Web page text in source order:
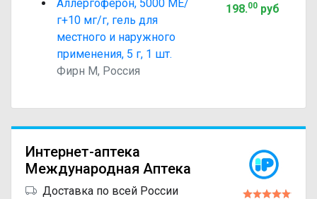
Аллергоферон, 5000 МЕ/
г+10 мг/г, гель для
местного и наружного
применения, 5 г, 1 шт.
Фирн М, Россия
198.00руб
Интернет-аптека
Международная Аптека
Доставка по всей России